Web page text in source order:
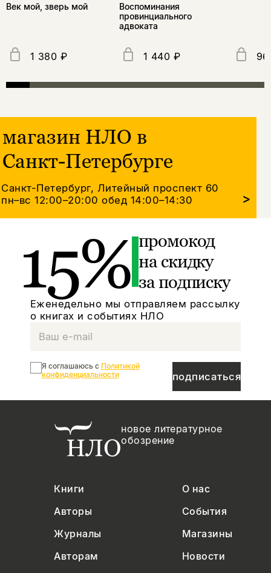
Век мой, зверь мой
1 380 ₽
Воспоминания
провинциального
адвоката
1 440 ₽
магазин НЛО в
Санкт-Петербурге
Санкт-Петербург, Литейный проспект 60
пн–вс 12:00–20:00обед 14:00–14:30 >
15% промокод
на скидку
за подписку
Еженедельно мы отправляем рассылку
о книгах и событиях НЛО
подписаться
Я соглашаюсь с Политикой
конфиденциальности
новое литературное
обозрение
Книги
О нас
Авторы
События
Журналы
Магазины
Авторам
Новости